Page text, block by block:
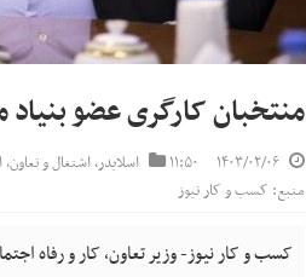
منتخبان کارگری عضو
۱۴۰۳/۰۲/۰۶ ۱۱:۵۰ اسلایدر,اشتغال و تعاون,
منبع: کسب و کار نیوز
کسب و کار نیوز- وزیر تعاون، کار و رفاه